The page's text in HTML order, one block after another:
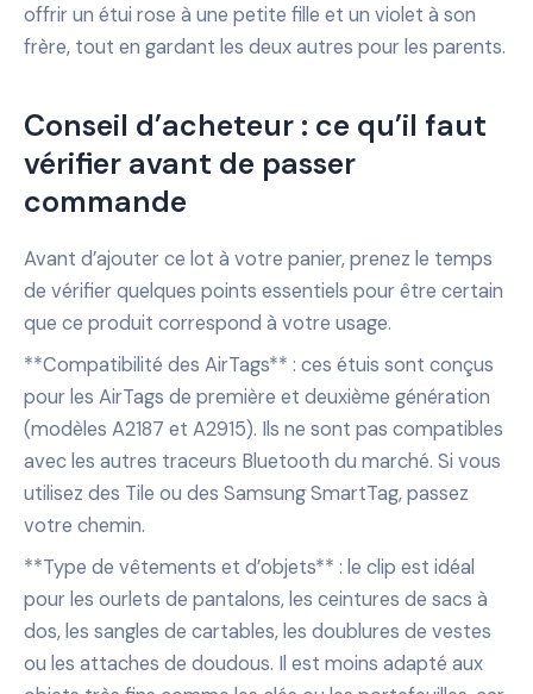
offrir un étui rose à une petite fille et un violet à son
frère, tout en gardant les deux autres pour les parents.
Conseil d’acheteur : ce qu’il faut
vérifier avant de passer
commande
Avant d’ajouter ce lot à votre panier, prenez le temps
de vérifier quelques points essentiels pour être certain
que ce produit correspond à votre usage.
**Compatibilité des AirTags** : ces étuis sont conçus
pour les AirTags de première et deuxième génération
(modèles A2187 et A2915). Ils ne sont pas compatibles
avec les autres traceurs Bluetooth du marché. Si vous
utilisez des Tile ou des Samsung SmartTag, passez
votre chemin.
**Type de vêtements et d’objets** : le clip est idéal
pour les ourlets de pantalons, les ceintures de sacs à
dos, les sangles de cartables, les doublures de vestes
ou les attaches de doudous. Il est moins adapté aux